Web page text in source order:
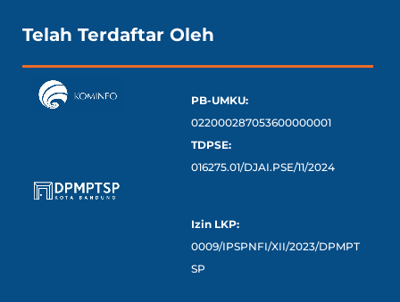
Telah Terdaftar Oleh
PB-UMKU:
022000287053600000001
TDPSE:
016275.01/DJAI.PSE/11/2024
Izin LKP:
0009/IPSPNFI/XII/2023/DPMPT
SP